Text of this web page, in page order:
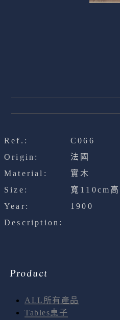
Ref.:
C066
Origin:
法國
Material:
實木
Size:
寬110cm
Year:
1900
Description:
Product
ALL所有產品
Tables桌子